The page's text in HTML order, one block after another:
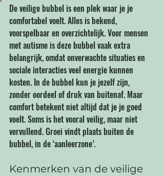
De veilige bubbel is een plek waar je je
comfortabel voelt. Alles is bekend,
voorspelbaar en overzichtelijk. Voor mensen
met autisme is deze bubbel vaak extra
belangrijk, omdat onverwachte situaties en
sociale interacties veel energie kunnen
kosten. In de bubbel kun je jezelf zijn,
zonder oordeel of druk van buitenaf. Maar
comfort betekent niet altijd dat je je goed
voelt. Soms is het vooral veilig, maar niet
vervullend. Groei vindt plaats buiten de
bubbel, in de ‘aanleerzone’.
Kenmerken van de veilige